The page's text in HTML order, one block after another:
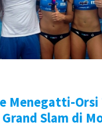
Menegatti-Orsi
Slam di